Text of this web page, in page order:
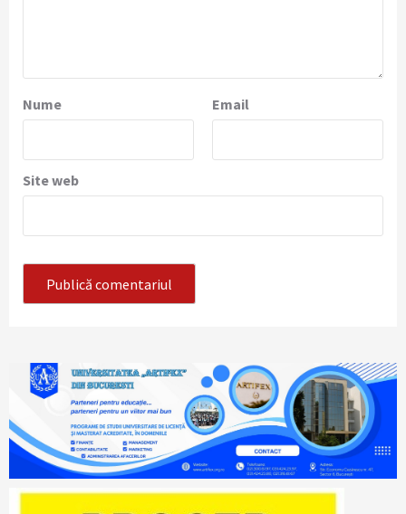
Nume Email
Site web